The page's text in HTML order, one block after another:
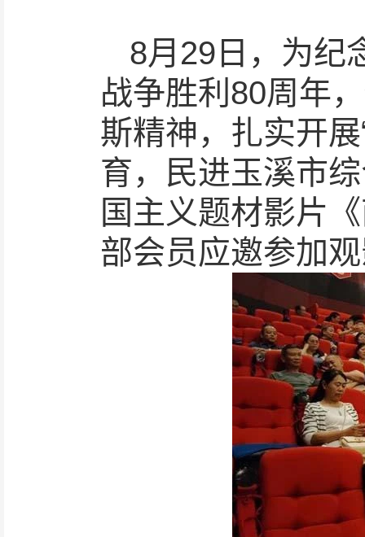
8月29日，为纪
战争胜利80周年
斯精神，扎实开
育，民进玉溪市
国主义题材影片
部会员应邀参加